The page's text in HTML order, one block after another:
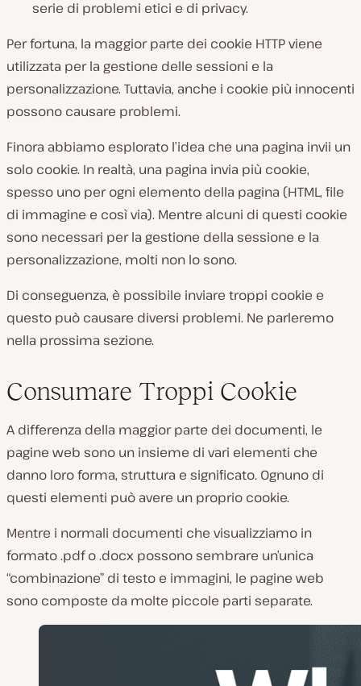
serie di problemi etici e di privacy.
Per fortuna, la maggior parte dei cookie HTTP viene
utilizzata per la gestione delle sessioni e la
personalizzazione. Tuttavia, anche i cookie più innocenti
possono causare problemi.
Finora abbiamo esplorato l’idea che una pagina invii un
solo cookie. In realtà, una pagina invia più cookie,
spesso uno per ogni elemento della pagina (HTML, file
di immagine e così via). Mentre alcuni di questi cookie
sono necessari per la gestione della sessione e la
personalizzazione, molti non lo sono.
Di conseguenza, è possibile inviare troppi cookie e
questo può causare diversi problemi. Ne parleremo
nella prossima sezione.
Consumare Troppi Cookie
A differenza della maggior parte dei documenti, le
pagine web sono un insieme di vari elementi che
danno loro forma, struttura e significato. Ognuno di
questi elementi può avere un proprio cookie.
Mentre i normali documenti che visualizziamo in
formato .pdf o .docx possono sembrare un’unica
“combinazione” di testo e immagini, le pagine web
sono composte da molte piccole parti separate.